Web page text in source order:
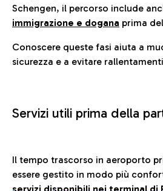
Schengen, il percorso include
immigrazione e dogana prima
Conoscere queste fasi aiuta a
sicurezza e a evitare
Servizi utili prima della
Il tempo trascorso in aeroporto
essere gestito in modo più